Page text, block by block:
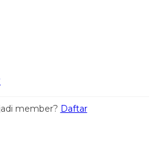
member? Daftar